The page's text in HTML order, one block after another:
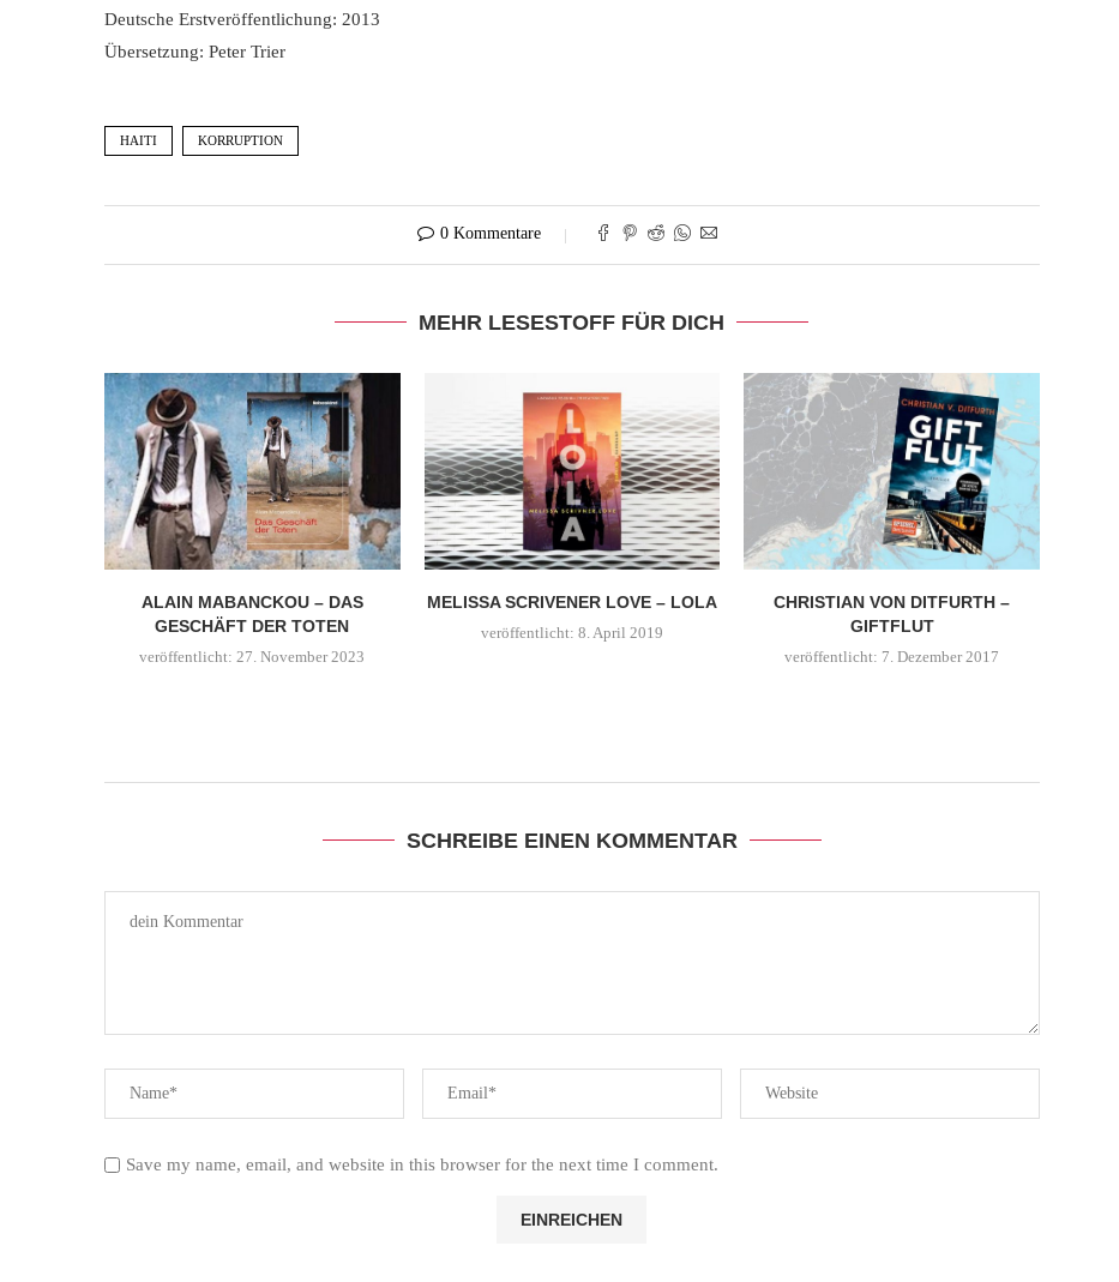
Deutsche Erstveröffentlichung: 2013
Übersetzung: Peter Trier
HAITI KORRUPTION
0 Kommentare
MEHR LESESTOFF FÜR DICH
ALAIN MABANCKOU – DAS
GESCHÄFT DER TOTEN
veröffentlicht: 27. November 2023
MELISSA SCRIVENER LOVE – LOLA
veröffentlicht: 8. April 2019
CHRISTIAN VON DITFURTH –
GIFTFLUT
veröffentlicht: 7. Dezember 2017
SCHREIBE EINEN KOMMENTAR
Save my name, email, and website in this browser for the next time I comment.